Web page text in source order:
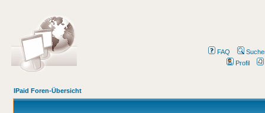
FAQ
Profil
IPaid Foren-Übersicht